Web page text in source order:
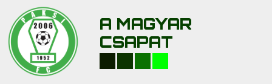
A MAGYAR
CSAPAT